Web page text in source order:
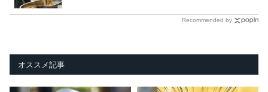
Recommended by
オススメ記事